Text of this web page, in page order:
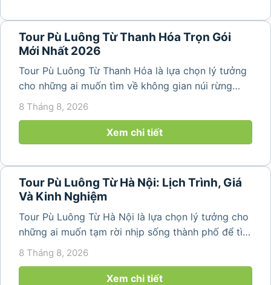
Tour Pù Luông Từ Thanh Hóa Trọn Gói
Mới Nhất 2026
Tour Pù Luông Từ Thanh Hóa là lựa chọn lý tưởng
cho những ai muốn tìm về không gian núi rừng
trong lành, ruộng bậc thang xanh mướt và những
ngày. Không cần di chuyển...
8 Tháng 8, 2026
Xem chi tiết
Tour Pù Luông Từ Hà Nội: Lịch Trình, Giá
Và Kinh Nghiệm
Tour Pù Luông Từ Hà Nội là lựa chọn lý tưởng cho
những ai muốn tạm rời nhịp sống thành phố để tìm
về không gian núi rừng xanh mát, những bản làng
yên bình và ruộng bậc thang đặc trưng của Pù
8 Tháng 8, 2026
Xem chi tiết